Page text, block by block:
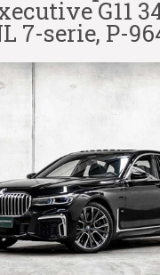
G11
7-serie, P-